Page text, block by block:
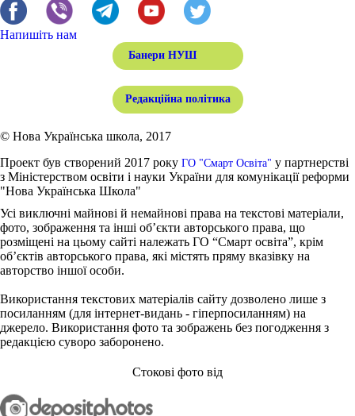
Напишіть нам
Банери НУШ
Редакційна політика
© Нова Українська школа, 2017
Проект був створений 2017 року ГО "Смарт Освіта" у партнерстві
з Міністерством освіти і науки України для комунікації реформи
"Нова Українська Школа"
Усі виключні майнові й немайнові права на текстові матеріали,
фото, зображення та інші об’єкти авторського права, що
розміщені на цьому сайті належать ГО “Смарт освіта”, крім
об’єктів авторського права, які містять пряму вказівку на
авторство іншої особи.
Використання текстових матеріалів сайту дозволено лише з
посиланням (для інтернет-видань - гіперпосиланням) на
джерело. Використання фото та зображень без погодження з
редакцією суворо заборонено.
Стокові фото від